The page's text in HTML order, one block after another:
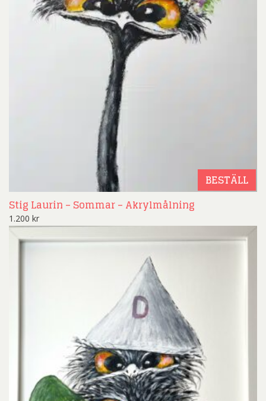
BESTÄLL
Stig Laurin – Sommar – Akrylmålning
1.200 kr